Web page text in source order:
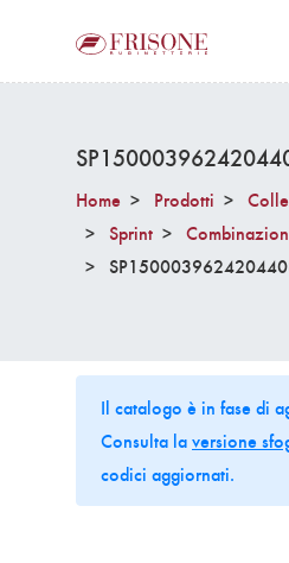
Home Prodotti
Sprint
Il catalogo è in fase di
Consulta laversione
codici aggiornati.